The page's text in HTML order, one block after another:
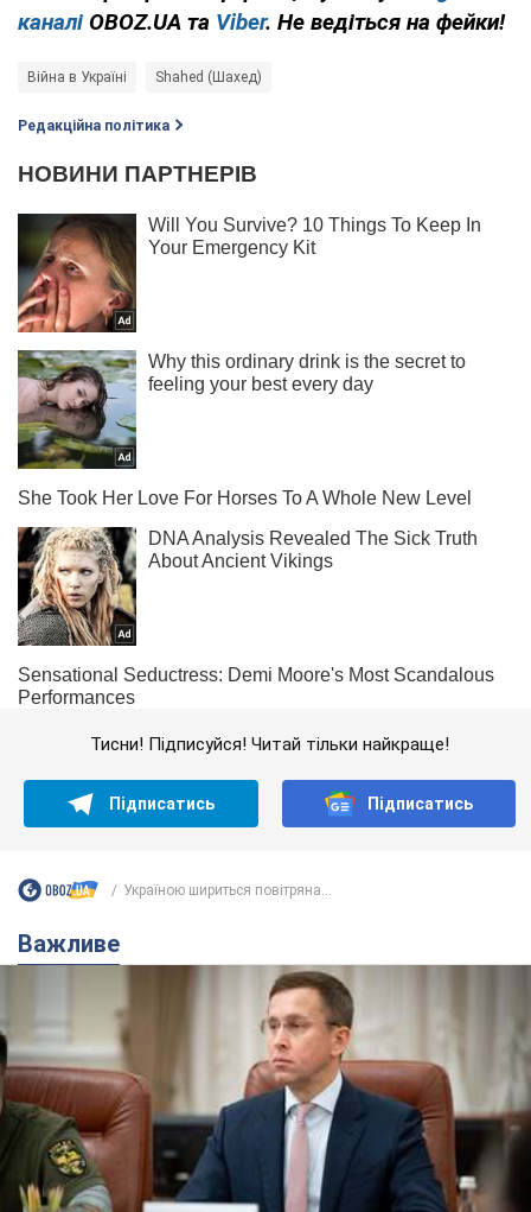
каналі OBOZ.UA та Viber. Не ведіться на фейки!
Війна в Україні Shahed (Шахед)
Редакційна політика
Тисни! Підписуйся! Читай тільки найкраще!
Підписатись Підписатись
Україною шириться повітряна...
Важливе